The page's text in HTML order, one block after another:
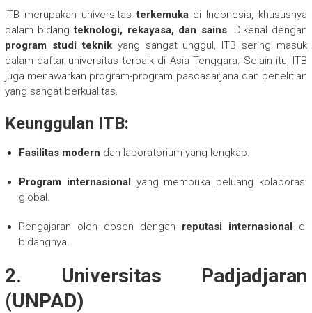
ITB merupakan universitasterkemukadi Indonesia, khususnya
dalam bidangteknologi, rekayasa, dan sains. Dikenal dengan
program studi teknikyang sangat unggul, ITB sering masuk
dalam daftar universitas terbaik di Asia Tenggara. Selain itu, ITB
juga menawarkan program-program pascasarjana dan penelitian
yang sangat berkualitas.
Keunggulan ITB:
Fasilitas modern dan laboratorium yang lengkap.
Program internasional yang membuka peluang kolaborasi
global.
Pengajaran oleh dosen dengan reputasi internasional di
bidangnya.
2. Universitas Padjadjaran
(UNPAD)